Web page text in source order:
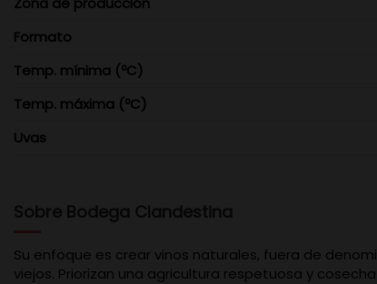
Formato
Temp. mínima (ºC)
Temp. máxima (ºC)
Uvas
Sobre Bodega Clandestina
Su enfoque es crear vinos naturales, fuera de
viejos. Priorizan una agricultura respetuosa y